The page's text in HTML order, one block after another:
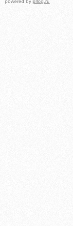
powered by prlog.ru